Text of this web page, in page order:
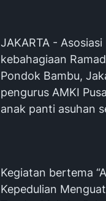
JAKARTA -
kebahagiaan
Pondok Bambu,
pengurus AMKI
anak panti asuhan
Kegiatan bertema
Kepedulian